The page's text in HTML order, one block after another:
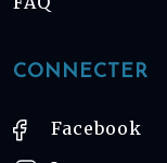
CONNECTER
Facebook